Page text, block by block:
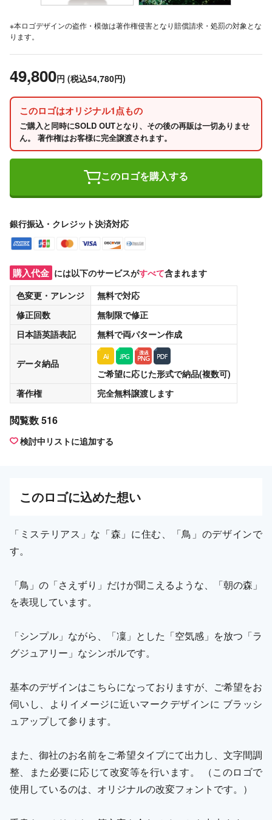
※本ロゴデザインの盗作・模倣は著作権侵害となり賠償請求・処罰の対象とな
ります。
49,800円 (税込54,780円)
このロゴはオリジナル1点もの
ご購入と同時にSOLD OUTとなり、その後の再販は一切ありませ
ん。 著作権はお客様に完全譲渡されます。
このロゴを購入する
銀行振込・クレジット決済対応
購入代金 には以下のサービスがすべて含まれます
色変更・アレンジ
無料で対応
修正回数
無制限で修正
日本語英語表記
無料で両パターン作成
データ納品
ご希望に応じた形式で納品(複数可)
著作権
完全無料譲渡します
閲覧数 516
検討中リストに追加する
このロゴに込めた想い
「ミステリアス」な「森」に住む、「鳥」のデザインで
す。
「鳥」の「さえずり」だけが聞こえるような、「朝の森」
を表現しています。
「シンプル」ながら、「凜」とした「空気感」を放つ「ラ
グジュアリー」なシンボルです。
基本のデザインはこちらになっておりますが、ご希望をお
伺いし、よりイメージに近いマークデザインに ブラッシ
ュアップして参ります。
また、御社のお名前をご希望タイプにて出力し、文字間調
整、また必要に応じて改変等を行います。 （このロゴで
使用しているのは、オリジナルの改変フォントです。）